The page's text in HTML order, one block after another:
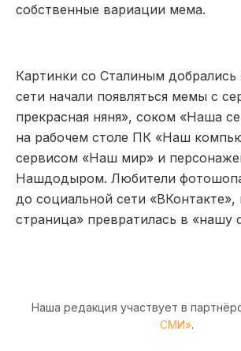
собственные вариации мема.
Картинки со Сталиным добрались
сети начали появляться мемы с
прекрасная няня», соком «Наша
на рабочем столе ПК «Наш
сервисом «Наш мир» и
Нашдодыром. Любители
до социальной сети «ВКонтакте»,
страница» превратилась в «нашу
Наша редакция участвует в
СМИ».